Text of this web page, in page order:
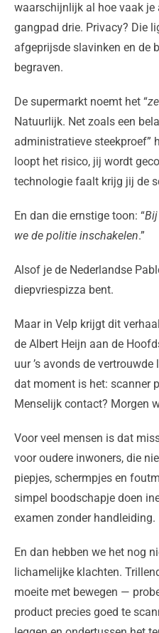
waarschijnlijk al hoe vaak je
gangpad drie. Privacy? Die
afgeprijsde slavinken en de
begraven.
De supermarkt noemt het “
Natuurlijk. Net zoals een
administratieve steekproef”
loopt het risico, jij wordt
technologie faalt krijg jij de
En dan die ernstige toon: “
we de politie inschakelen.”
Alsof je de Nederlandse
diepvriespizza bent.
Maar in Velp krijgt dit
de Albert Heijn aan de
uur ’s avonds de
dat moment is het: scanner
Menselijk contact? Morgen
Voor veel mensen is dat
voor oudere inwoners, die
piepjes, schermpjes en
simpel boodschapje doen
examen zonder handleiding.
En dan hebben we het nog
lichamelijke klachten.
moeite met bewegen —
product precies goed te